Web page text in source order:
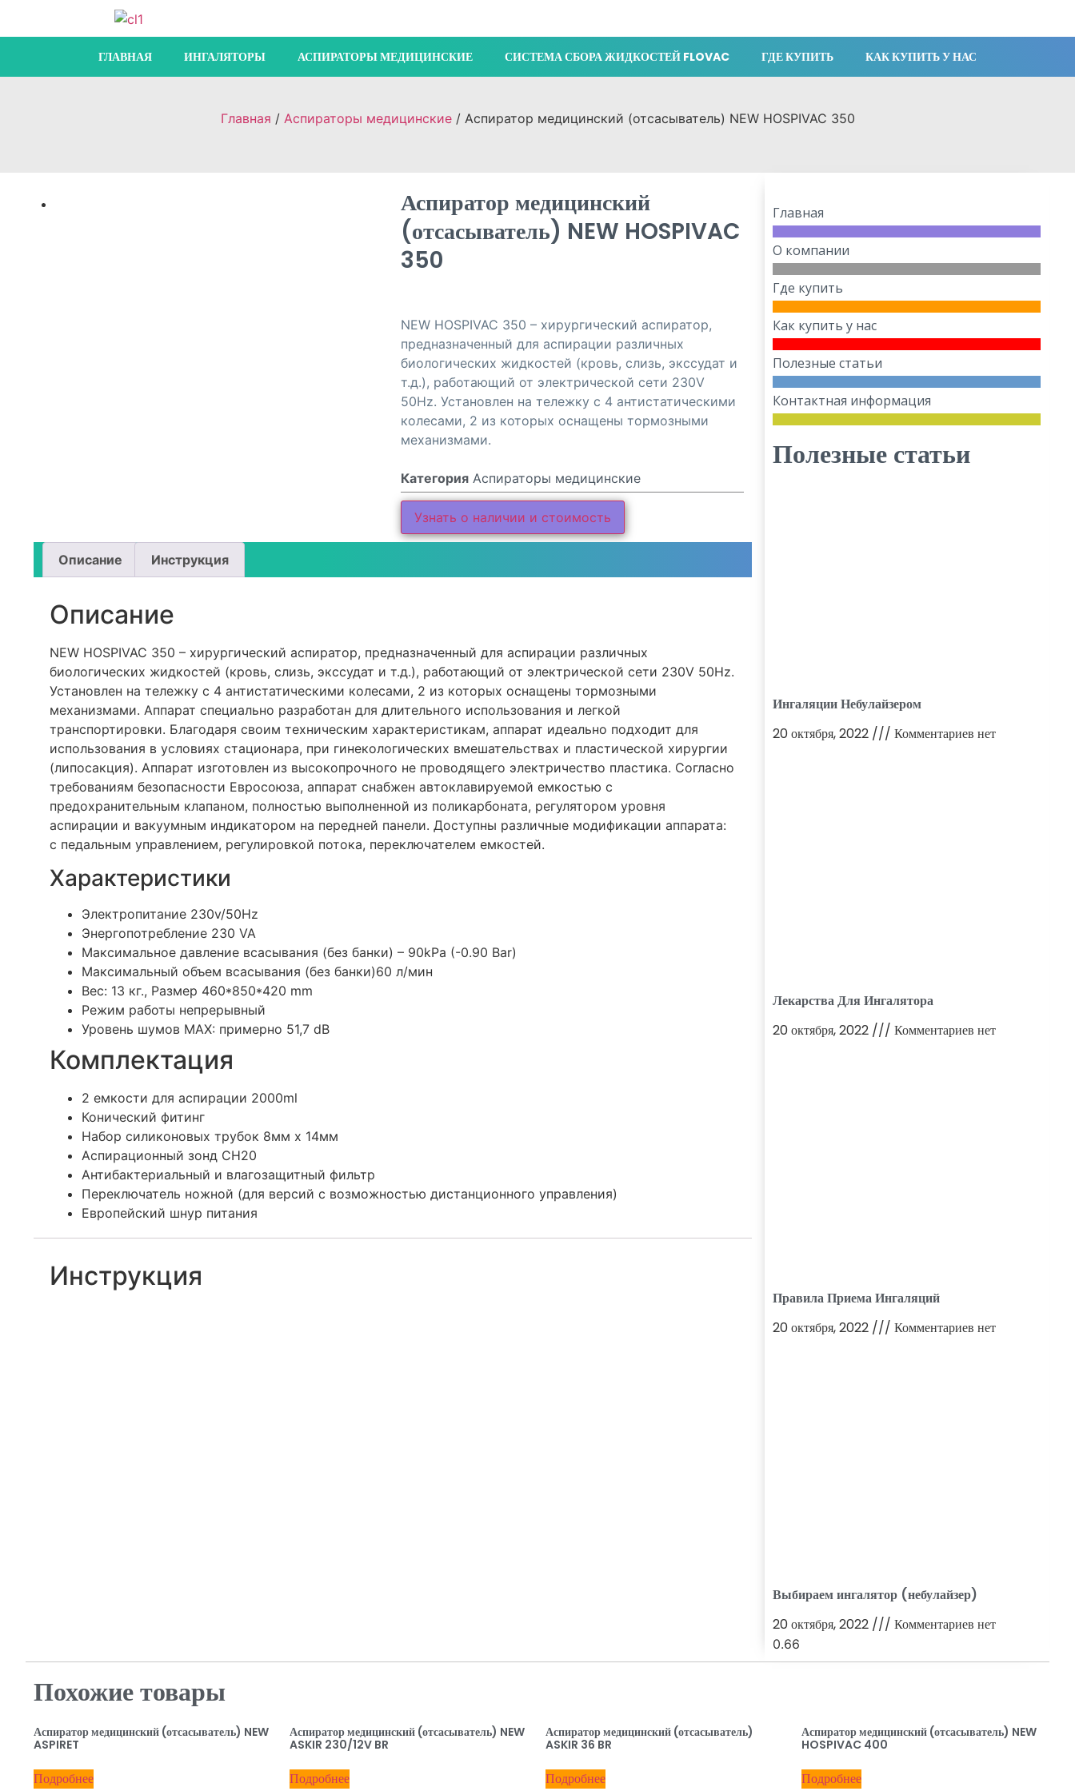
ГЛАВНАЯ ИНГАЛЯТОРЫ АСПИРАТОРЫ МЕДИЦИНСКИЕ СИСТЕМА СБОРА ЖИДКОСТЕЙ FLOVAC ГДЕ КУПИТЬ КАК КУПИТЬ У НАС
Главная / Аспираторы медицинские/ Аспиратор медицинский (отсасыватель) NEW HOSPIVAC 350
Аспиратор медицинский
(отсасыватель) NEW HOSPIVAC
350
NEW HOSPIVAC 350 – хирургический аспиратор,
предназначенный для аспирации различных
биологических жидкостей (кровь, слизь, экссудат и
т.д.), работающий от электрической сети 230V
50Hz. Установлен на тележку с 4 антистатическими
колесами, 2 из которых оснащены тормозными
механизмами.
Категория Аспираторы медицинские
Узнать о наличии и стоимость
Описание Инструкция
Описание
NEW HOSPIVAC 350 – хирургический аспиратор, предназначенный для аспирации различных
биологических жидкостей (кровь, слизь, экссудат и т.д.), работающий от электрической сети 230V 50Hz.
Установлен на тележку с 4 антистатическими колесами, 2 из которых оснащены тормозными
механизмами. Аппарат специально разработан для длительного использования и легкой
транспортировки. Благодаря своим техническим характеристикам, аппарат идеально подходит для
использования в условиях стационара, при гинекологических вмешательствах и пластической хирургии
(липосакция). Аппарат изготовлен из высокопрочного не проводящего электричество пластика. Согласно
требованиям безопасности Евросоюза, аппарат снабжен автоклавируемой емкостью с
предохранительным клапаном, полностью выполненной из поликарбоната, регулятором уровня
аспирации и вакуумным индикатором на передней панели. Доступны различные модификации аппарата:
с педальным управлением, регулировкой потока, переключателем емкостей.
Характеристики
Электропитание 230v/50Hz
Энергопотребление 230 VA
Максимальное давление всасывания (без банки) – 90kPa (-0.90 Bar)
Максимальный объем всасывания (без банки)60 л/мин
Вес: 13 кг., Размер 460*850*420 mm
Режим работы непрерывный
Уровень шумов MAX: примерно 51,7 dB
Комплектация
2 емкости для аспирации 2000ml
Конический фитинг
Набор силиконовых трубок 8мм x 14мм
Аспирационный зонд CH20
Антибактериальный и влагозащитный фильтр
Переключатель ножной (для версий с возможностью дистанционного управления)
Европейский шнур питания
Инструкция
Главная
О компании
Где купить
Как купить у нас
Полезные статьи
Контактная информация
Полезные статьи
Ингаляции Небулайзером
20 октября, 2022
Комментариев нет
Лекарства Для Ингалятора
20 октября, 2022
Комментариев нет
Правила Приема Ингаляций
20 октября, 2022
Комментариев нет
Выбираем ингалятор (небулайзер)
20 октября, 2022
Комментариев нет
Похожие товары
Аспиратор медицинский (отсасыватель) NEW
ASPIRET
Подробнее
Аспиратор медицинский (отсасыватель) NEW
ASKIR 230/12V BR
Подробнее
Аспиратор медицинский (отсасыватель)
ASKIR 36 BR
Подробнее
Аспиратор медицинский (отсасыватель) NEW
HOSPIVAC 400
Подробнее